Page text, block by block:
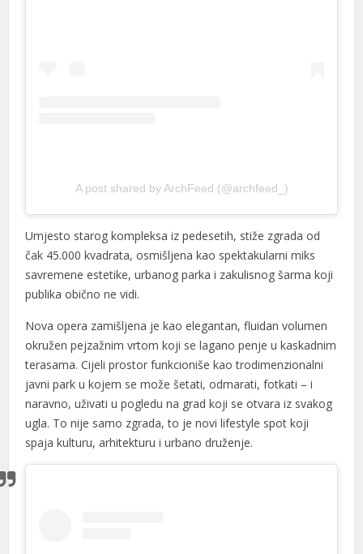
A post shared by ArchFeed (@archfeed_)
Umjesto starog kompleksa iz pedesetih, stiže zgrada od
čak 45.000 kvadrata, osmišljena kao spektakularni miks
savremene estetike, urbanog parka i zakulisnog šarma koji
publika obično ne vidi.
Nova opera zamišljena je kao elegantan, fluidan volumen
okružen pejzažnim vrtom koji se lagano penje u kaskadnim
terasama. Cijeli prostor funkcioniše kao trodimenzionalni
javni park u kojem se može šetati, odmarati, fotkati – i
naravno, uživati u pogledu na grad koji se otvara iz svakog
ugla. To nije samo zgrada, to je novi lifestyle spot koji
spaja kulturu, arhitekturu i urbano druženje.